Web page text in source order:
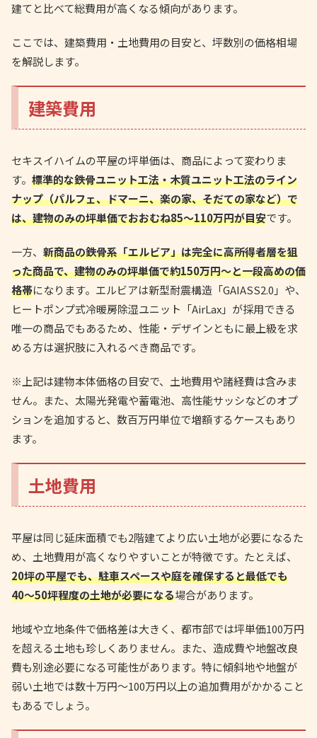
建てと比べて総費用が高くなる傾向があります。
ここでは、建築費用・土地費用の目安と、坪数別の価格相場
を解説します。
建築費用
セキスイハイムの平屋の坪単価は、商品によって変わりま
す。 標準的な鉄骨ユニット工法・木質ユニット工法のライン
ナップ（パルフェ、ドマーニ、楽の家、そだての家など）で
は、建物のみの坪単価でおおむね85〜110万円が目安です。
一方、 新商品の鉄骨系「エルビア」は完全に高所得者層を狙
った商品で、建物のみの坪単価で約150万円〜と一段高めの価
格帯になります。エルビアは新型耐震構造「GAIASS2.0」や、
ヒートポンプ式冷暖房除湿ユニット「AirLax」が採用できる
唯一の商品でもあるため、性能・デザインともに最上級を求
める方は選択肢に入れるべき商品です。
※上記は建物本体価格の目安で、土地費用や諸経費は含みま
せん。 また、太陽光発電や蓄電池、高性能サッシなどのオプ
ションを追加すると、数百万円単位で増額するケースもあり
ます。
土地費用
平屋は同じ延床面積でも2階建てより広い土地が必要になるた
め、土地費用が高くなりやすいことが特徴です。たとえば、
20坪の平屋でも、駐車スペースや庭を確保すると最低でも
40〜50坪程度の土地が必要になる場合があります。
地域や立地条件で価格差は大きく、都市部では坪単価100万円
を超える土地も珍しくありません。また、造成費や地盤改良
費も別途必要になる可能性があります。特に傾斜地や地盤が
弱い土地では数十万円〜100万円以上の追加費用がかかること
もあるでしょう。